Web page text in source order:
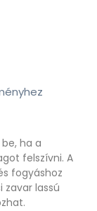
ha a
felszívni. A
fogyáshoz
zavar lassú